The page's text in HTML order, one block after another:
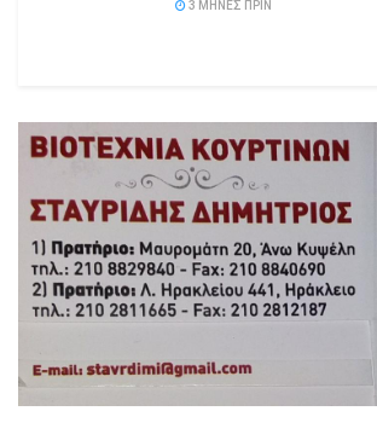
3 ΜΉΝΕΣ ΠΡΙΝ